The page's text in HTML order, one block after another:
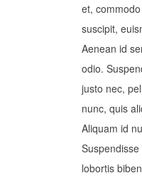
et,
suscipit,
Aenean id
odio.
justo nec,
nunc, quis
Aliquam id
lobortis